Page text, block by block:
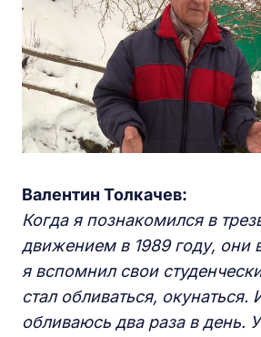
Валентин Толкачев:
Когда я познакомился в
движением в 1989 году, они
я вспомнил свои
стал обливаться, окунаться.
обливаюсь два раза в день.